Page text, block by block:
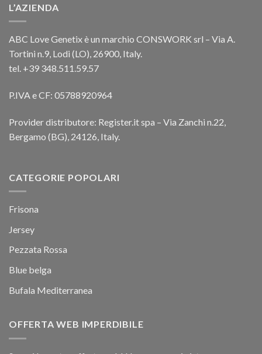
L’AZIENDA
ABC Love Genetix è un marchio CONSWORK srl – Via A.
Tortini n.9, Lodi (LO), 26900, Italy.
tel. +39 348.511.59.57
P.IVA e CF: 05788920964
Provider distributore: Register.it spa – Via Zanchi n.22,
Bergamo (BG), 24126, Italy.
CATEGORIE POPOLARI
Frisona
Jersey
Pezzata Rossa
Blue belga
Bufala Mediterranea
OFFERTA WEB IMPERDIBILE